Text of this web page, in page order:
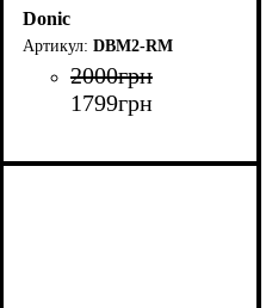
Donic
DBM2-RM
2000грн
1799грн